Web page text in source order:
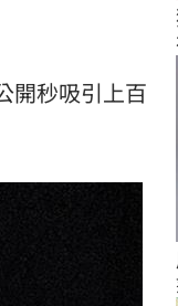
開秒吸引上百